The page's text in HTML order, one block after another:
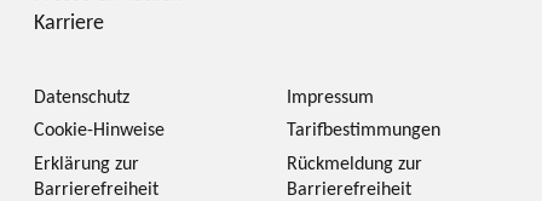
Karriere
Datenschutz
Impressum
Cookie-Hinweise
Tarifbestimmungen
Erklärung zur
Barrierefreiheit
Rückmeldung zur
Barrierefreiheit